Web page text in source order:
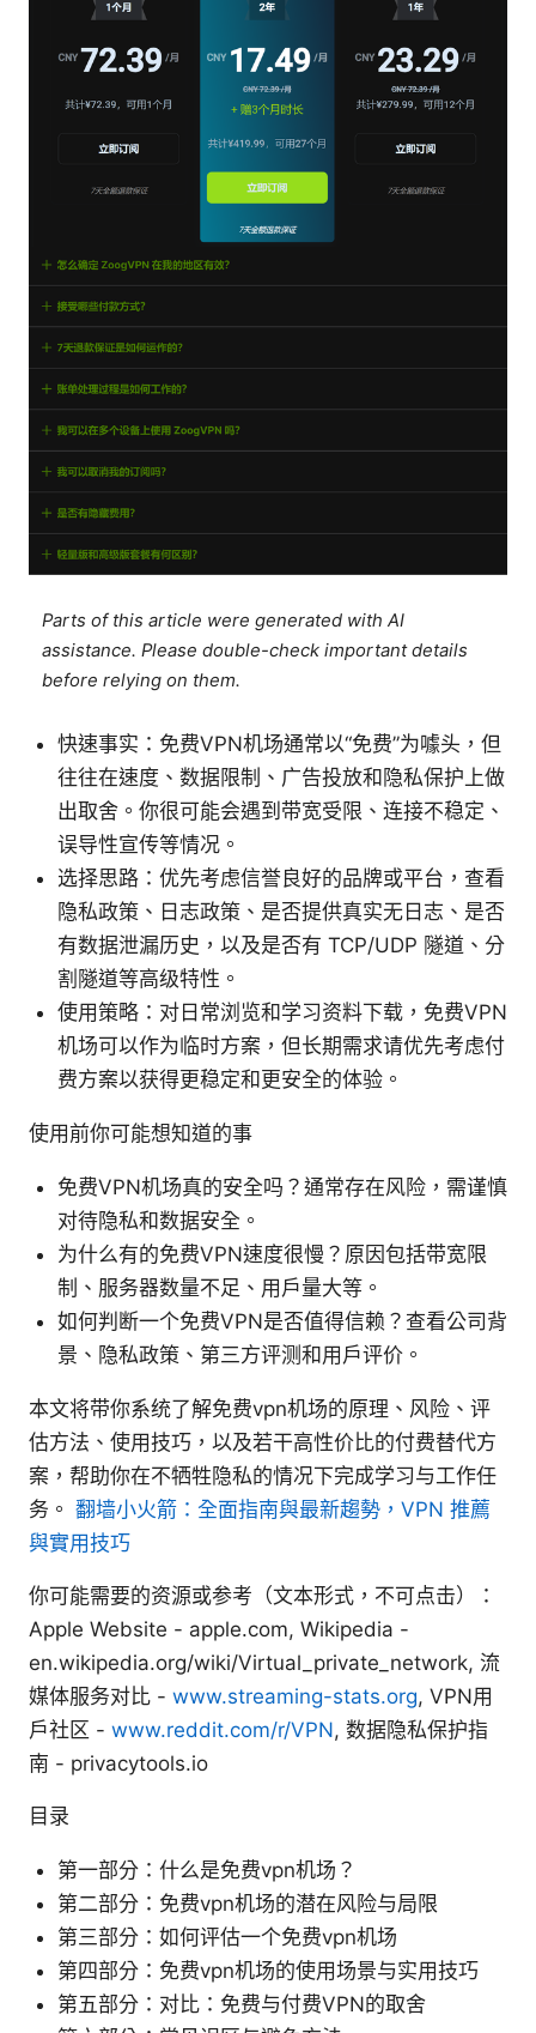
Parts of this article were generated with AI
assistance. Please double-check important details
before relying on them.
快速事实：免费VPN机场通常以“免费”为噱头，但
往往在速度、数据限制、广告投放和隐私保护上做
出取舍。你很可能会遇到带宽受限、连接不稳定、
误导性宣传等情况。
选择思路：优先考虑信誉良好的品牌或平台，查看
隐私政策、日志政策、是否提供真实无日志、是否
有数据泄漏历史，以及是否有 TCP/UDP 隧道、分
割隧道等高级特性。
使用策略：对日常浏览和学习资料下载，免费VPN
机场可以作为临时方案，但长期需求请优先考虑付
费方案以获得更稳定和更安全的体验。
使用前你可能想知道的事
免费VPN机场真的安全吗？通常存在风险，需谨慎
对待隐私和数据安全。
为什么有的免费VPN速度很慢？原因包括带宽限
制、服务器数量不足、用户量大等。
如何判断一个免费VPN是否值得信赖？查看公司背
景、隐私政策、第三方评测和用户评价。
本文将带你系统了解免费vpn机场的原理、风险、评
估方法、使用技巧，以及若干高性价比的付费替代方
案，帮助你在不牺牲隐私的情况下完成学习与工作任
务。 翻墙小火箭：全面指南與最新趨勢，VPN 推薦
與實用技巧
你可能需要的资源或参考（文本形式，不可点击）：
Apple Website - apple.com, Wikipedia -
en.wikipedia.org/wiki/Virtual_private_network, 流
媒体服务对比 - www.streaming-stats.org, VPN用
户社区 - www.reddit.com/r/VPN, 数据隐私保护指
南 - privacytools.io
目录
第一部分：什么是免费vpn机场？
第二部分：免费vpn机场的潜在风险与局限
第三部分：如何评估一个免费vpn机场
第四部分：免费vpn机场的使用场景与实用技巧
第五部分：对比：免费与付费VPN的取舍